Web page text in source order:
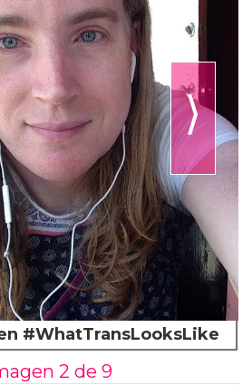
⟩
#WhatTransLooksLike
2 de 9